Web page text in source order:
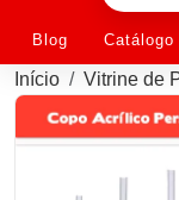
Blog
Início Vitrine de